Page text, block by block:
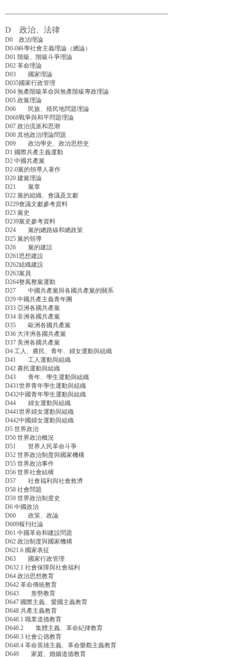
--------------------------------------------------------------------------------
D 政治、法律
D0 政治理論
D0-0科學社會主義理論（總論）
D01 階級、階級斗爭理論
D02 革命理論
D03 國家理論
D035國家行政管理
D04 無產階級革命與無產階級專政理論
D05 政黨理論
D06 民族、殖民地問題理論
D068戰爭與和平問題理論
D07 政治流派和思潮
D08 其他政治理論問題
D09 政治學史、政治思想史
D1 國際共產主義運動
D2 中國共產黨
D2-0黨的領導人著作
D20 建黨理論
D21 黨章
D22 黨的組織、會議及文獻
D229會議文獻參考資料
D23 黨史
D239黨史參考資料
D24 黨的總路線和總政策
D25 黨的領導
D26 黨的建設
D261思想建設
D262組織建設
D263黨員
D264整風整黨運動
D27 中國共產黨與各國共產黨的關系
D29 中國共產主義青年團
D33 亞洲各國共產黨
D34 非洲各國共產黨
D35 歐洲各國共產黨
D36 大洋洲各國共產黨
D37 美洲各國共產黨
D4 工人、農民、青年、婦女運動與組織
D41 工人運動與組織
D42 農民運動與組織
D43 青年、學生運動與組織
D431世界青年學生運動與組織
D432中國青年學生運動與組織
D44 婦女運動與組織
D441世界婦女運動與組織
D442中國婦女運動與組織
D5 世界政治
D50 世界政治概況
D51 世界人民革命斗爭
D52 世界政治制度與國家機構
D55 世界政治事件
D56 世界社會結構
D57 社會福利與社會救濟
D58 社會問題
D59 世界政治制度史
D6 中國政治
D60 政策、政論
D609報刊社論
D61 中國革命和建設問題
D62 政治制度與國家機構
D621.6 國家表征
D63 國家行政管理
D632.1 社會保障與社會福利
D64 政治思想教育
D642 革命傳統教育
D643 形勢教育
D647 國際主義、愛國主義教育
D648 共產主義教育
D648.1 職業道德教育
D648.2 集體主義、革命紀律教育
D648.3 社會公德教育
D648.4 革命英雄主義、革命樂觀主義教育
D649 家庭、婚姻道德教育